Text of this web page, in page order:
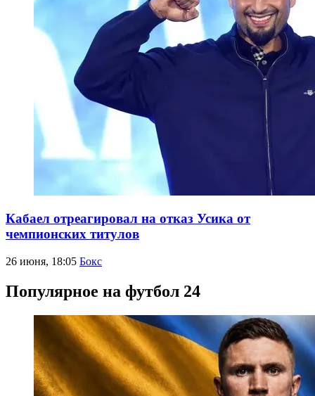
Кабаел отреагировал на отказ Усика от
чемпионских титулов
26 июня, 18:05 Бокс
Популярное на футбол 24